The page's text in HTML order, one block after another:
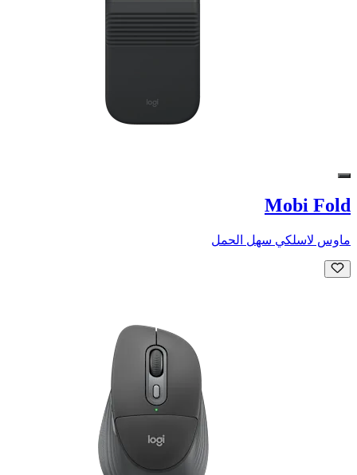
Mobi Fold
ماوس لاسلكي سهل الحمل